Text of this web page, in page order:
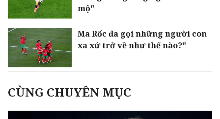
mộ"
Ma Rốc đã gọi những người con
xa xứ trở về như thế nào?"
CÙNG CHUYÊN MỤC